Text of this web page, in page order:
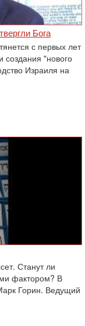
Бога
с первых лет
создания "нового
Израиля на
Станут ли
фактором? В